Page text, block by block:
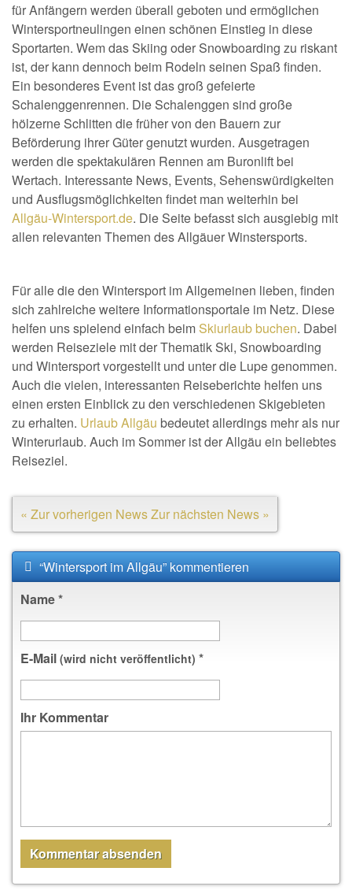
für Anfängern werden überall geboten und ermöglichen
Wintersportneulingen einen schönen Einstieg in diese
Sportarten. Wem das Skiing oder Snowboarding zu riskant
ist, der kann dennoch beim Rodeln seinen Spaß finden.
Ein besonderes Event ist das groß gefeierte
Schalenggenrennen. Die Schalenggen sind große
hölzerne Schlitten die früher von den Bauern zur
Beförderung ihrer Güter genutzt wurden. Ausgetragen
werden die spektakulären Rennen am Buronlift bei
Wertach. Interessante News, Events, Sehenswürdigkeiten
und Ausflugsmöglichkeiten findet man weiterhin bei
Allgäu-Wintersport.de. Die Seite befasst sich ausgiebig mit
allen relevanten Themen des Allgäuer Winstersports.
Für alle die den Wintersport im Allgemeinen lieben, finden
sich zahlreiche weitere Informationsportale im Netz. Diese
helfen uns spielend einfach beim Skiurlaub buchen. Dabei
werden Reiseziele mit der Thematik Ski, Snowboarding
und Wintersport vorgestellt und unter die Lupe genommen.
Auch die vielen, interessanten Reiseberichte helfen uns
einen ersten Einblick zu den verschiedenen Skigebieten
zu erhalten. Urlaub Allgäu bedeutet allerdings mehr als nur
Winterurlaub. Auch im Sommer ist der Allgäu ein beliebtes
Reiseziel.
« Zur vorherigen NewsZur nächsten News »
“Wintersport im Allgäu” kommentieren
Name*
E-Mail (wird nicht veröffentlicht) *
Ihr Kommentar